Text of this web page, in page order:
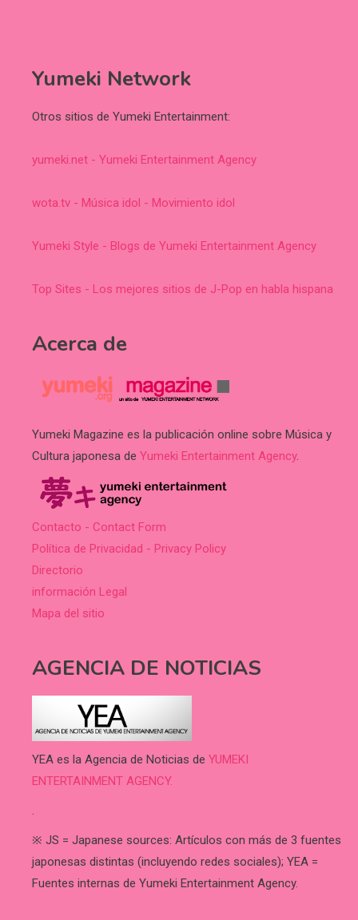
Yumeki Network
Otros sitios de Yumeki Entertainment:
yumeki.net - Yumeki Entertainment Agency
wota.tv - Música idol - Movimiento idol
Yumeki Style - Blogs de Yumeki Entertainment Agency
Top Sites - Los mejores sitios de J-Pop en habla hispana
Acerca de
Yumeki Magazine es la publicación online sobre Música y
Cultura japonesa de Yumeki Entertainment Agency.
Contacto - Contact Form
Política de Privacidad - Privacy Policy
Directorio
información Legal
Mapa del sitio
AGENCIA DE NOTICIAS
YEA es la Agencia de Noticias de YUMEKI
ENTERTAINMENT AGENCY.
.
※ JS = Japanese sources: Artículos con más de 3 fuentes
japonesas distintas (incluyendo redes sociales); YEA =
Fuentes internas de Yumeki Entertainment Agency.